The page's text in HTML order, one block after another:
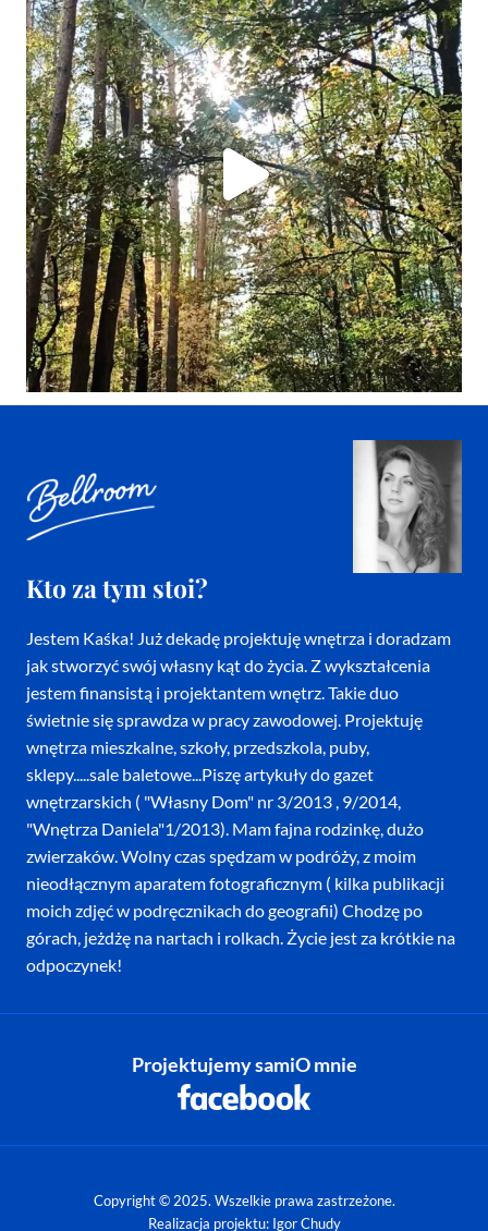
Kto za tym stoi?
Jestem Kaśka! Już dekadę projektuję wnętrza i doradzam
jak stworzyć swój własny kąt do życia. Z wykształcenia
jestem finansistą i projektantem wnętrz. Takie duo
świetnie się sprawdza w pracy zawodowej. Projektuję
wnętrza mieszkalne, szkoły, przedszkola, puby,
sklepy.....sale baletowe...Piszę artykuły do gazet
wnętrzarskich ( "Własny Dom" nr 3/2013 , 9/2014,
"Wnętrza Daniela"1/2013). Mam fajna rodzinkę, dużo
zwierzaków. Wolny czas spędzam w podróży, z moim
nieodłącznym aparatem fotograficznym ( kilka publikacji
moich zdjęć w podręcznikach do geografii) Chodzę po
górach, jeżdżę na nartach i rolkach. Życie jest za krótkie na
odpoczynek!
Projektujemy samiO mnie
Copyright © 2025. Wszelkie prawa zastrzeżone.
Realizacja projektu: Igor Chudy